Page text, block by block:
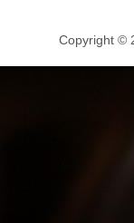
Copyright ©